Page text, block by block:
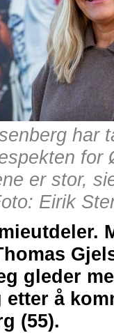
har
for
er stor,
Eirik
gleder
å
(55).